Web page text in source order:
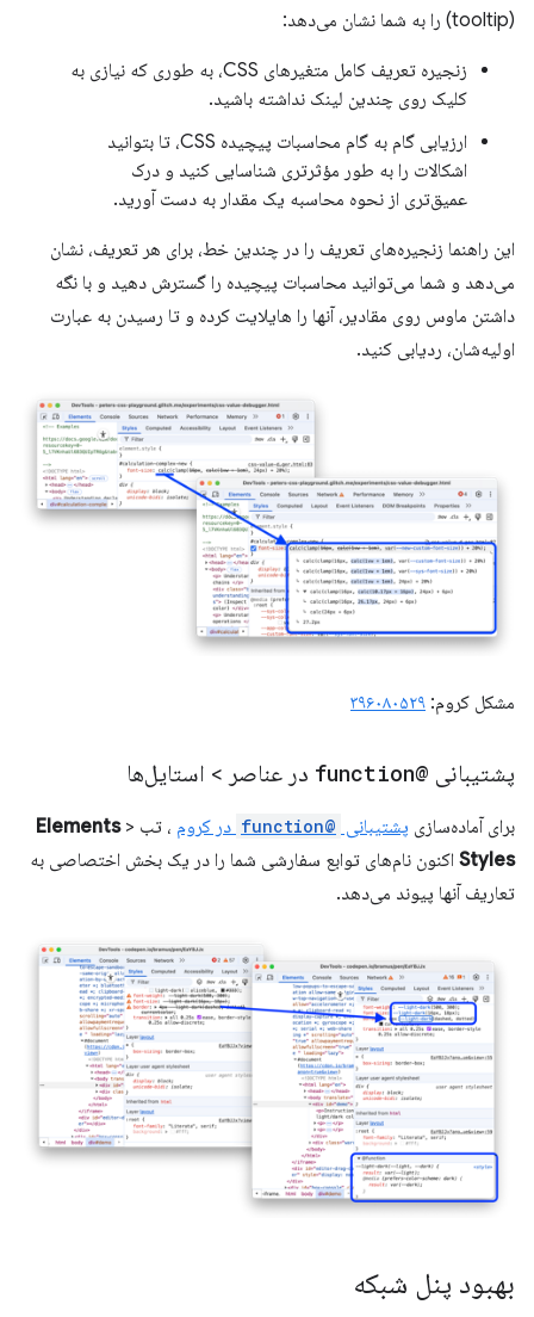
(tooltip) را به شما نشان می‌دهد:
زنجیره تعریف کامل متغیرهای CSS، به طوری که نیازی به
کلیک روی چندین لینک نداشته باشید.
ارزیابی گام به گام محاسبات پیچیده CSS، تا بتوانید
اشکالات را به طور مؤثرتری شناسایی کنید و درک
عمیق‌تری از نحوه محاسبه یک مقدار به دست آورید.
این راهنما زنجیره‌های تعریف را در چندین خط، برای هر تعریف، نشان
می‌دهد و شما می‌توانید محاسبات پیچیده را گسترش دهید و با نگه
داشتن ماوس روی مقادیر، آنها را هایلایت کرده و تا رسیدن به عبارت
اولیه‌شان، ردیابی کنید.
مشکل کروم: ۳۹۶۰۸۰۵۲۹
پشتیبانی @function در عناصر > استایل‌ها
برای آماده‌سازی پشتیبانی @function در کروم ، تب Elements>
Styles اکنون نام‌های توابع سفارشی شما را در یک بخش اختصاصی به
تعاریف آنها پیوند می‌دهد.
بهبود پنل شبکه